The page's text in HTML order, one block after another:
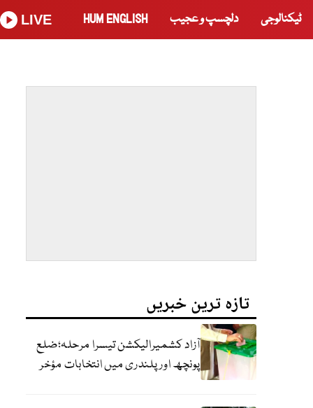
ٹیکنالوجی دلچسپ و عجیب HUM ENGLISH
LIVE
تازہ ترین خبریں
آزاد کشمیرالیکشن تیسرا مرحلہ؛ضلع
پونچھ اور پلندری میں انتخابات مؤخر